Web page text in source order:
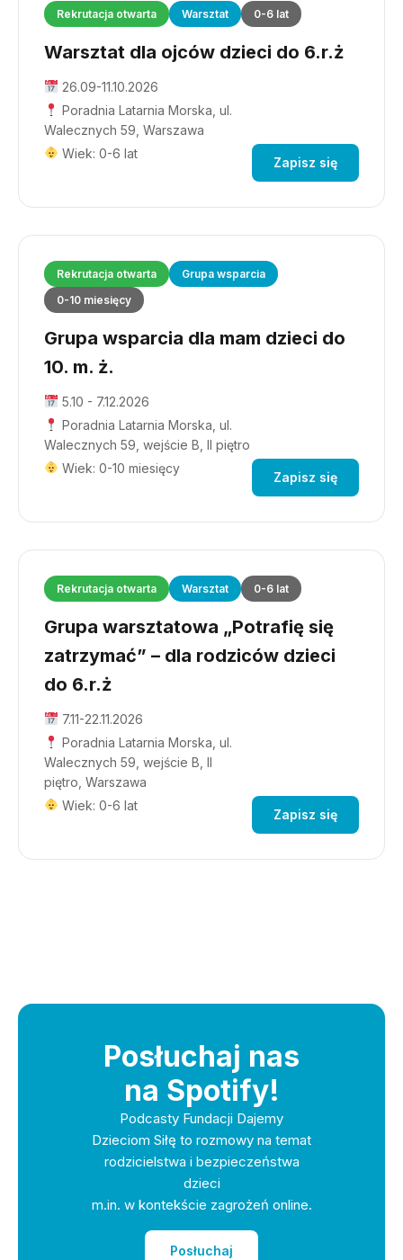
Rekrutacja otwarta Warsztat 0-6 lat
Warsztat dla ojców dzieci do 6.r.ż
26.09-11.10.2026
Poradnia Latarnia Morska, ul.
Walecznych 59, Warszawa
Wiek: 0-6 lat
Zapisz się
Rekrutacja otwarta
Grupa wsparcia
0-10 miesięcy
Grupa wsparcia dla mam dzieci do
10. m. ż.
5.10 - 7.12.2026
Poradnia Latarnia Morska, ul.
Walecznych 59, wejście B, II piętro
Wiek: 0-10 miesięcy
Zapisz się
Rekrutacja otwarta Warsztat 0-6 lat
Grupa warsztatowa „Potrafię się
zatrzymać” – dla rodziców dzieci
do 6.r.ż
7.11-22.11.2026
Poradnia Latarnia Morska, ul.
Walecznych 59, wejście B, II
piętro, Warszawa
Wiek: 0-6 lat
Zapisz się
Posłuchaj nas
na Spotify!
Podcasty Fundacji Dajemy
Dzieciom Siłę to rozmowy na temat
rodzicielstwa i bezpieczeństwa
dzieci
m.in. w kontekście zagrożeń online.
Posłuchaj